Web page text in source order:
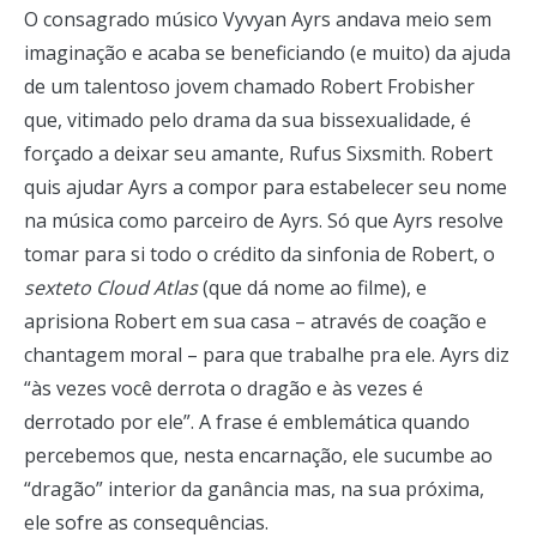
O consagrado músico Vyvyan Ayrs andava meio sem
imaginação e acaba se beneficiando (e muito) da ajuda
de um talentoso jovem chamado Robert Frobisher
que, vitimado pelo drama da sua bissexualidade, é
forçado a deixar seu amante, Rufus Sixsmith. Robert
quis ajudar Ayrs a compor para estabelecer seu nome
na música como parceiro de Ayrs. Só que Ayrs resolve
tomar para si todo o crédito da sinfonia de Robert, o
sexteto Cloud Atlas(que dá nome ao filme), e
aprisiona Robert em sua casa – através de coação e
chantagem moral – para que trabalhe pra ele. Ayrs diz
“às vezes você derrota o dragão e às vezes é
derrotado por ele”. A frase é emblemática quando
percebemos que, nesta encarnação, ele sucumbe ao
“dragão” interior da ganância mas, na sua próxima,
ele sofre as consequências.